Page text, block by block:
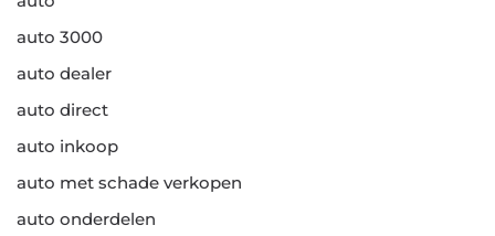
auto 3000
auto dealer
auto direct
auto inkoop
auto met schade verkopen
auto onderdelen